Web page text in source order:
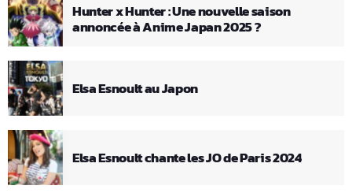
Hunter x Hunter : Une nouvelle saison
annoncée à Anime Japan 2025 ?
Elsa Esnoult au Japon
Elsa Esnoult chante les JO de Paris 2024